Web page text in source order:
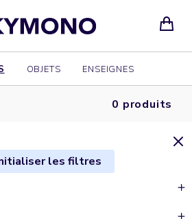
OBJETS ENSEIGNES
0 produits
les filtres